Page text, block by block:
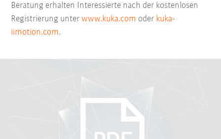
Beratung erhalten Interessierte nach der kostenlosen
Registrierung unterwww.kuka.com oder kuka-
iimotion.com.